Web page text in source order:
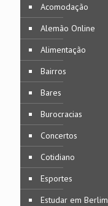
Acomodação
Alemão Online
Alimentação
Bairros
Bares
Burocracias
Concertos
Cotidiano
Esportes
Estudar em Berlim